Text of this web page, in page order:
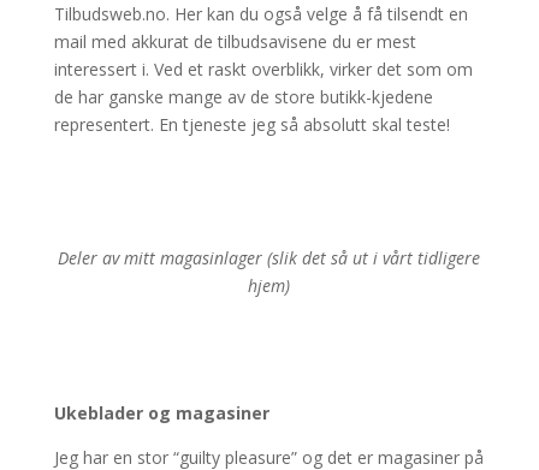
Tilbudsweb.no. Her kan du også velge å få tilsendt en
mail med akkurat de tilbudsavisene du er mest
interessert i. Ved et raskt overblikk, virker det som om
de har ganske mange av de store butikk-kjedene
representert. En tjeneste jeg så absolutt skal teste!
Deler av mitt magasinlager (slik det så ut i vårt tidligere
hjem)
Ukeblader og magasiner
Jeg har en stor “guilty pleasure” og det er magasiner på